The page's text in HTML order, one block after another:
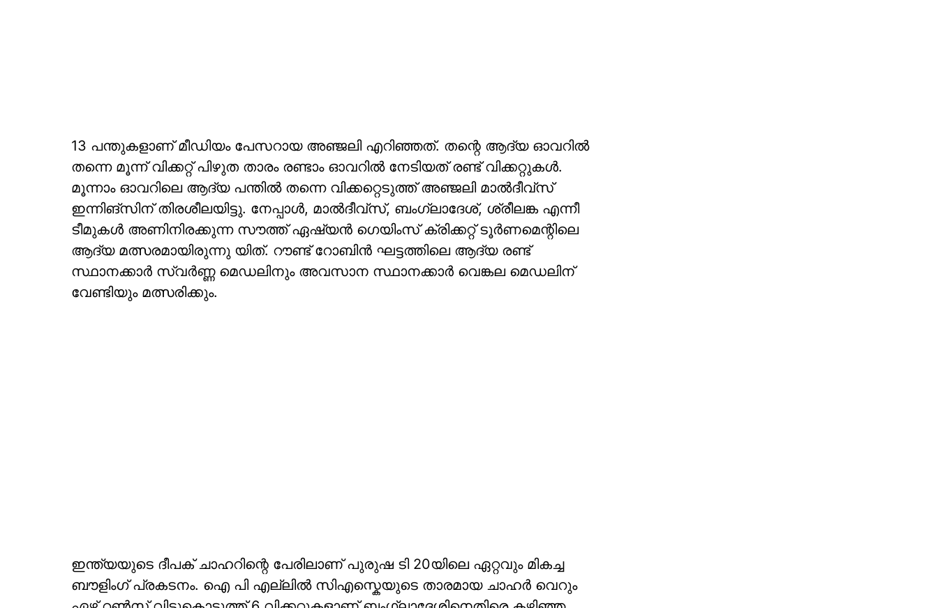
13 പന്തുകളാണ് മീഡിയം പേസറായ അഞ്ജലി എറിഞ്ഞത്. തന്റെ ആദ്യ ഓവറിൽ
തന്നെ മൂന്ന് വിക്കറ്റ് പിഴുത താരം രണ്ടാം ഓവറിൽ നേടിയത് രണ്ട് വിക്കറ്റുകൾ.
മൂന്നാം ഓവറിലെ ആദ്യ പന്തിൽ തന്നെ വിക്കറ്റെടുത്ത് അഞ്ജലി മാൽദീവ്‌സ്
ഇന്നിങ്സിന് തിരശീലയിട്ടു. നേപ്പാൾ, മാൽദീവ്‌സ്, ബംഗ്ലാദേശ്, ശ്രീലങ്ക എന്നീ
ടീമുകൾ അണിനിരക്കുന്ന സൗത്ത് ഏഷ്യൻ ഗെയിംസ് ക്രിക്കറ്റ് ടൂർണമെന്റിലെ
ആദ്യ മത്സരമായിരുന്നു യിത്. റൗണ്ട് റോബിൻ ഘട്ടത്തിലെ ആദ്യ രണ്ട്
സ്ഥാനക്കാർ സ്വർണ്ണ മെഡലിനും അവസാന സ്ഥാനക്കാർ വെങ്കല മെഡലിന്
വേണ്ടിയും മത്സരിക്കും.
ഇന്ത്യയുടെ ദീപക് ചാഹറിന്റെ പേരിലാണ് പുരുഷ ടി 20യിലെ ഏറ്റവും മികച്ച
ബൗളിംഗ് പ്രകടനം. ഐ പി എല്ലിൽ സിഎസ്കെയുടെ താരമായ ചാഹർ വെറും